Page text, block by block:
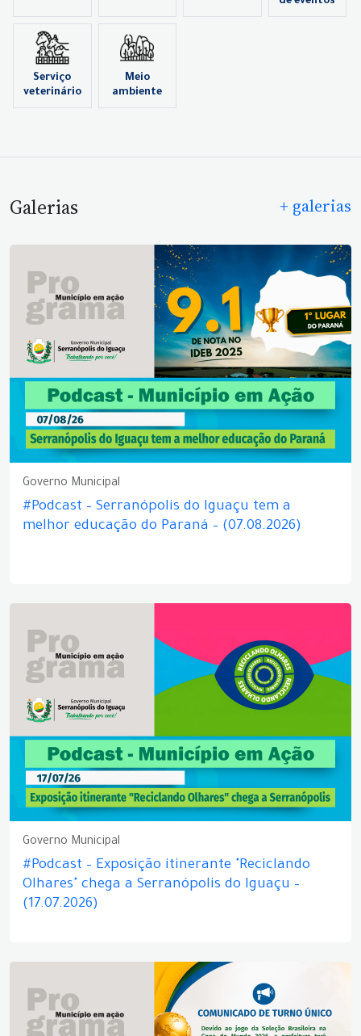
Serviço
veterinário
Meio
ambiente
Galerias + galerias
Governo Municipal
#Podcast – Serranópolis do Iguaçu tem a
melhor educação do Paraná – (07.08.2026)
Governo Municipal
#Podcast – Exposição itinerante "Reciclando
Olhares" chega a Serranópolis do Iguaçu –
(17.07.2026)